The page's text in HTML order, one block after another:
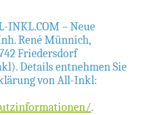
INKL.COM – Neue
René Münnich,
Friedersdorf
Details entnehmen Sie
von All-Inkl:
.